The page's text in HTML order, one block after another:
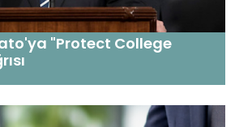
"Protect College